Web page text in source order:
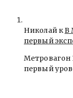
Николай кВ
первый
Метровагон
первый